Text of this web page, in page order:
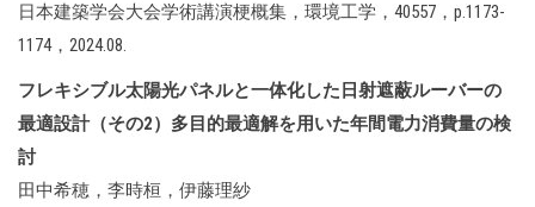
日本建築学会大会学術講演梗概集，環境工学，40557，p.1173-
1174，2024.08.
フレキシブル太陽光パネルと一体化した日射遮蔽ルーバーの
最適設計（その2）多目的最適解を用いた年間電力消費量の検
討
田中希穂，李時桓，伊藤理紗